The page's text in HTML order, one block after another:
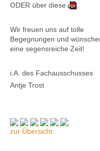
ODER über diese
Wir freuen uns auf tolle
Begeg­nungen und
eine segens­reiche Zeit!
i.A. des Fachausschusses
Antje Trost
zur Übersicht